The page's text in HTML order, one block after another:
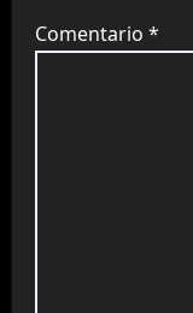
Comentario *